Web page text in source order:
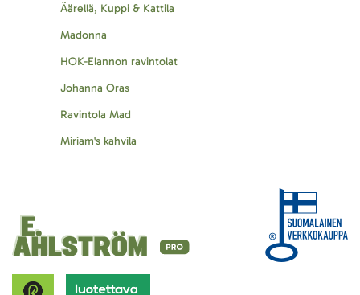
Äärellä, Kuppi & Kattila
Madonna
HOK-Elannon ravintolat
Johanna Oras
Ravintola Mad
Miriam's kahvila